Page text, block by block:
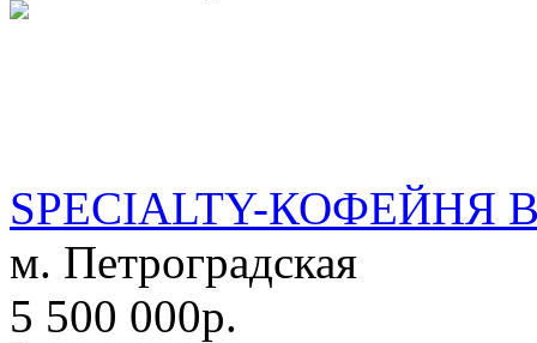
SPECIALTY-
м. Петроградская
5 500 000р.